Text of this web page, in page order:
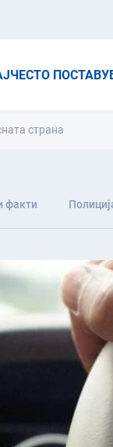
страна
факти